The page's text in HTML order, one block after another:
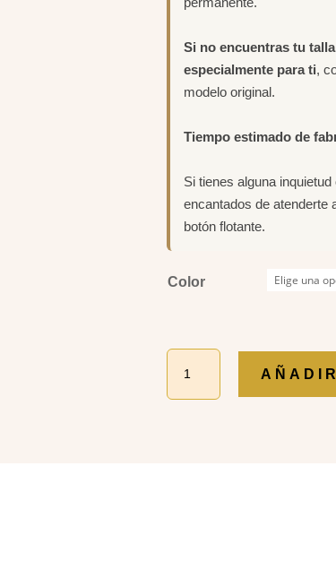
Si no encuentras tu
especialmente para ti,
modelo original.
Tiempo estimado de
Si tienes alguna
encantados de atenderte
botón flotante.
Color
CANDONGA
RUBI
cantidad